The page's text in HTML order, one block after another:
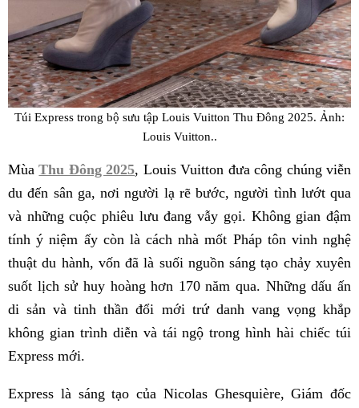
Túi Express trong bộ sưu tập Louis Vuitton Thu Đông 2025. Ảnh:
Louis Vuitton..
MùaThu Đông 2025, Louis Vuitton đưa công chúng viễn
du đến sân ga, nơi người lạ rẽ bước, người tình lướt qua
và những cuộc phiêu lưu đang vẫy gọi. Không gian đậm
tính ý niệm ấy còn là cách nhà mốt Pháp tôn vinh nghệ
thuật du hành, vốn đã là suối nguồn sáng tạo chảy xuyên
suốt lịch sử huy hoàng hơn 170 năm qua. Những dấu ấn
di sản và tinh thần đổi mới trứ danh vang vọng khắp
không gian trình diễn và tái ngộ trong hình hài chiếc túi
Express mới.
Express là sáng tạo của Nicolas Ghesquière, Giám đốc